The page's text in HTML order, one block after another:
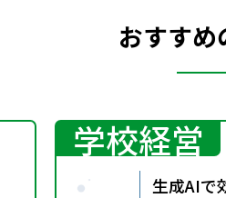
おすすめ
学校経営
生成AIで